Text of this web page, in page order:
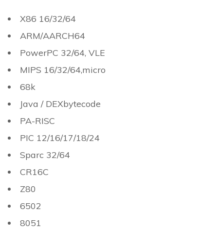
X86 16/32/64
ARM/AARCH64
PowerPC 32/64, VLE
MIPS 16/32/64,micro
68k
Java / DEXbytecode
PA-RISC
PIC 12/16/17/18/24
Sparc 32/64
CR16C
Z80
6502
8051